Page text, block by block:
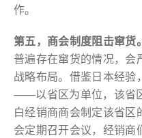
作。
第五，商会制度阻击窜货。
普遍存在窜货的情况，会
战略布局。借鉴日本经
——以省区为单位，该省
白经销商商会制定该省
会定期召开会议，经销商